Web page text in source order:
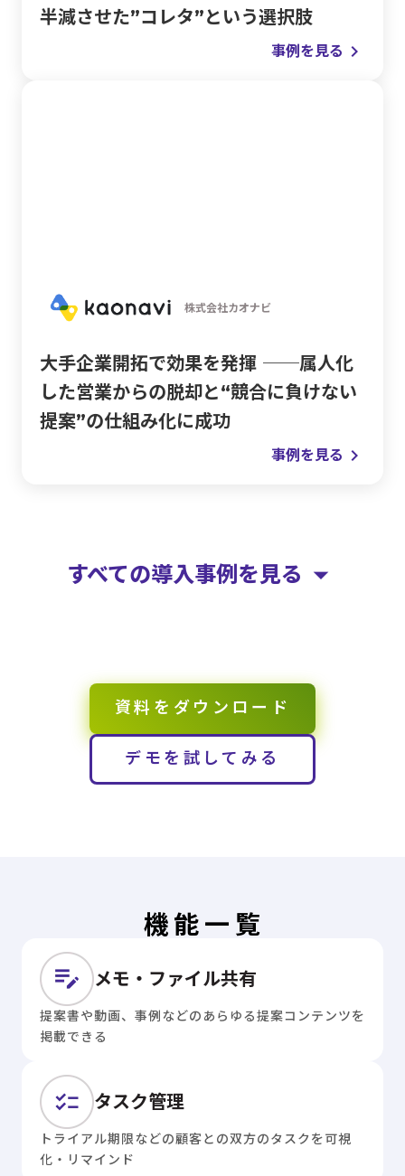
半減させた”コレタ”という選択肢
事例を見る keyboard_arrow_right
株式会社カオナビ
大手企業開拓で効果を発揮 ──属人化
した営業からの脱却と“競合に負けない
提案”の仕組み化に成功
事例を見る keyboard_arrow_right
すべての導入事例を見る arrow_drop_down
資料をダウンロード
デモを試してみる
機能一覧
メモ・ファイル共有
提案書や動画、事例などのあらゆる提案コンテンツを
掲載できる
タスク管理
トライアル期限などの顧客との双方のタスクを可視
化・リマインド